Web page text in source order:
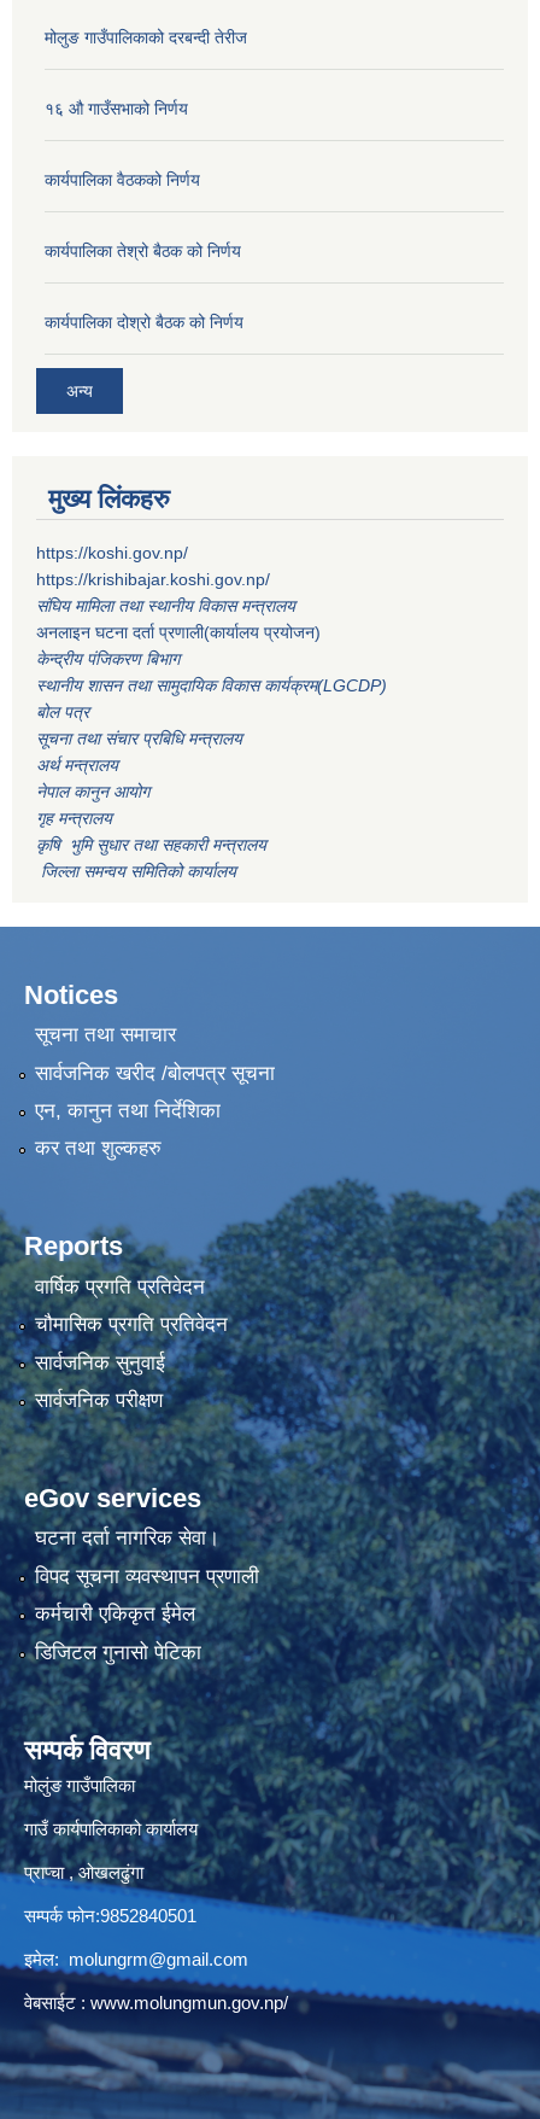
मोलुङ गाउँपालिकाको दरबन्दी तेरीज
१६ औ गाउँसभाको निर्णय
कार्यपालिका वैठकको निर्णय
कार्यपालिका तेश्रो बैठक को निर्णय
कार्यपालिका दोश्रो बैठक को निर्णय
अन्य
मुख्य लिंकहरु
https://koshi.gov.np/
https://krishibajar.koshi.gov.np/
संघिय मामिला तथा स्थानीय विकास मन्त्रालय
अनलाइन घटना दर्ता प्रणाली(कार्यालय प्रयोजन)
केन्द्रीय पंजिकरण बिभाग
स्थानीय शासन तथा सामुदायिक विकास कार्यक्रम(LGCDP)
बोल पत्र
सूचना तथा संचार प्रबिधि मन्त्रालय
अर्थ मन्त्रालय
नेपाल कानुन आयोग
गृह मन्त्रालय
कृषि भुमि सुधार तथा सहकारी मन्त्रालय
जिल्ला समन्वय समितिको कार्यालय
Notices
सूचना तथा समाचार
सार्वजनिक खरीद /बोलपत्र सूचना
एन, कानुन तथा निर्देशिका
कर तथा शुल्कहरु
Reports
वार्षिक प्रगति प्रतिवेदन
चौमासिक प्रगति प्रतिवेदन
सार्वजनिक सुनुवाई
सार्वजनिक परीक्षण
eGov services
घटना दर्ता नागरिक सेवा।
विपद सूचना व्यवस्थापन प्रणाली
कर्मचारी एकिकृत ईमेल
डिजिटल गुनासो पेटिका
सम्पर्क विवरण
मोलुंङ गाउँपालिका
गाउँ कार्यपालिकाको कार्यालय
प्राप्चा , ओखलढुंगा
सम्पर्क फोन:9852840501
इमेल: molungrm@gmail.com
वेबसाईट : www.molungmun.gov.np/